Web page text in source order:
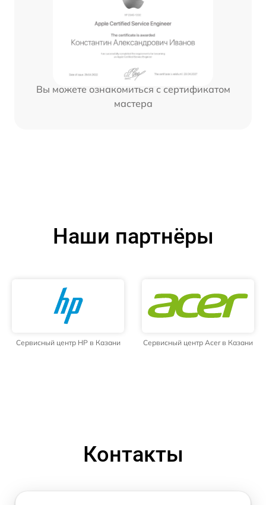
Вы можете ознакомиться с сертификатом
мастера
Наши партнёры
Сервисный центр HP в Казани Сервисный центр Acer в Казани
Контакты